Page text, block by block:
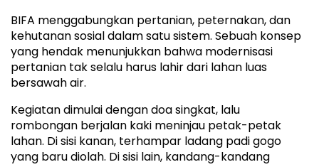
BIFA menggabungkan pertanian, peternakan, dan
kehutanan sosial dalam satu sistem. Sebuah konsep
yang hendak menunjukkan bahwa modernisasi
pertanian tak selalu harus lahir dari lahan luas
bersawah air.
Kegiatan dimulai dengan doa singkat, lalu
rombongan berjalan kaki meninjau petak-petak
lahan. Di sisi kanan, terhampar ladang padi gogo
yang baru diolah. Di sisi lain, kandang-kandang